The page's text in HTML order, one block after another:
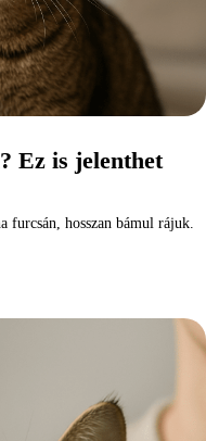
Ez is jelenthet
furcsán, hosszan bámul rájuk.